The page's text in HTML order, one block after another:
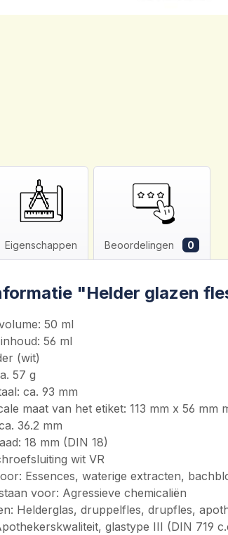
Eigenschappen Beoordelingen 0
"Helder glazen
50 ml
56 ml
(wit)
57 g
ca. 93 mm
maat van het etiket: 113 mm x 56 mm
36.2 mm
18 mm (DIN 18)
wit VR
Essences, waterige extracten,
voor: Agressieve chemicaliën
Helderglas, druppelfles, drupfles,
glastype III (DIN 719